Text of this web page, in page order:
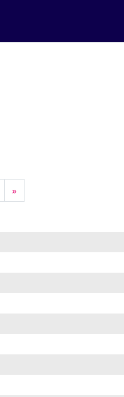
Страница 12
»